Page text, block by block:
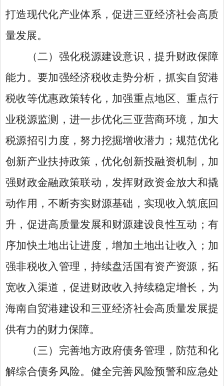
打造现代化产业体系，促进三亚经济社会高质
量发展。
（二）强化税源建设意识，提升财政保障
能力。要加强经济税收走势分析，抓实自贸港
税收等优惠政策转化，加强重点地区、重点行
业税源监测，进一步优化三亚营商环境，加大
税源招引力度，努力挖掘增收潜力；规范优化
创新产业扶持政策，优化创新投融资机制，加
强财政金融政策联动，发挥财政资金放大和撬
动作用，不断夯实财源基础，实现收入筑底回
升，促进高质量发展和财源建设良性互动；有
序加快土地出让进度，增加土地出让收入；加
强非税收入管理，持续盘活国有资产资源，拓
宽收入渠道，促进财政收入持续稳定增长，为
海南自贸港建设和三亚经济社会高质量发展提
供有力的财力保障。
（三）完善地方政府债务管理，防范和化
解综合债务风险。健全完善风险预警和应急处